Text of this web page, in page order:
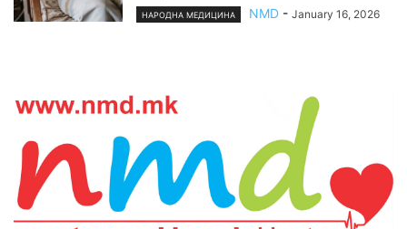
НАРОДНА МЕДИЦИНА NMD - January 16, 2026